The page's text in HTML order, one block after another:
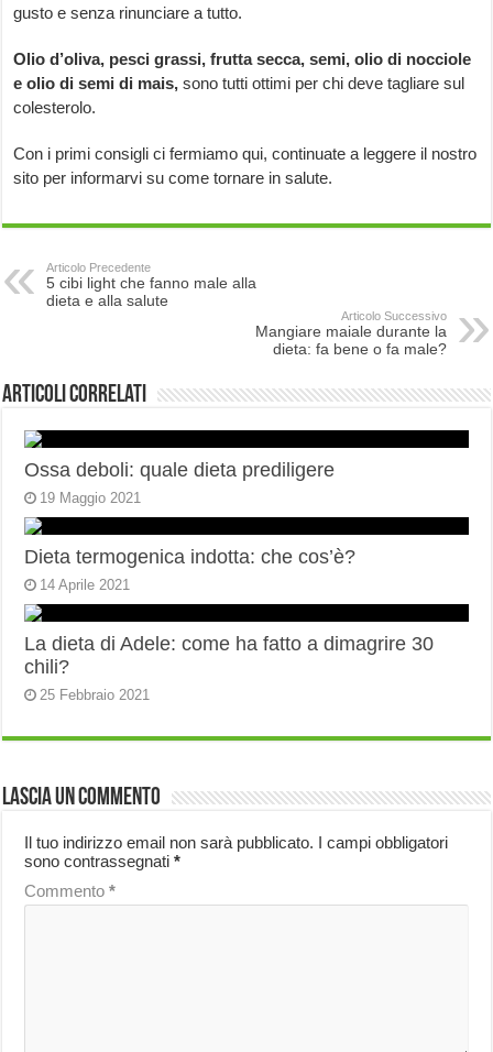
gusto e senza rinunciare a tutto.
Olio d’oliva, pesci grassi, frutta secca, semi, olio di nocciole
e olio di semi di mais,sono tutti ottimi per chi deve tagliare sul
colesterolo.
Con i primi consigli ci fermiamo qui, continuate a leggere il nostro
sito per informarvi su come tornare in salute.
Articolo Precedente
5 cibi light che fanno male alla
dieta e alla salute
Articolo Successivo
Mangiare maiale durante la
dieta: fa bene o fa male?
Articoli correlati
Ossa deboli: quale dieta prediligere
19 Maggio 2021
Dieta termogenica indotta: che cos’è?
14 Aprile 2021
La dieta di Adele: come ha fatto a dimagrire 30
chili?
25 Febbraio 2021
Lascia un commento
Il tuo indirizzo email non sarà pubblicato. I campi obbligatori
sono contrassegnati*
Commento*